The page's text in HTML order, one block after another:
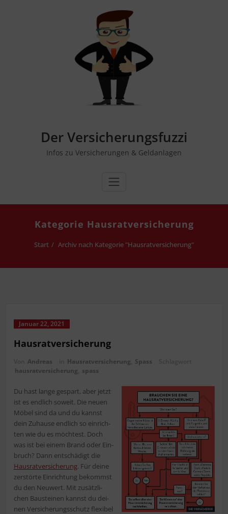
Der Versicherungsfuzzi
Infos zu Versicherungen & Geldanlagen
Kategorie Hausratversicherung
Start Archiv nach Kategorie "Hausratversicherung"
Januar 22, 2021
Haus­rat­ver­si­che­rung
Andreas Hausratversicherung Spass
hausratversicherung spass
Du hast lan­ge gespart, aber jetzt
ist es end­lich soweit. Die neu­en
Möbel sind da und du kannst
dein Zuhau­se end­lich so ein­rich­
ten wie du es möch­test. Doch
was ist bei einem Brand oder Ein­
bruch? Dann ent­schä­digt die
Haus­rat­ver­si­che­rung. Für dei­ne
zer­stör­te Ein­rich­tung bekommst
du den Neu­wert. Mit zusätz­li­
chen Bau­stei­nen kannst du dei­
nen Ver­si­che­rungs­schutz fle­xi­bel